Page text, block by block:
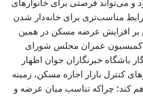
فرصتی برای خانوارهای
مناسب‌تری برای خانه‌دار شدن
بر افزایش عرضه مسکن در همین
کمیسیون عمران مجلس شورای
باشگاه خبرنگاران جوان اظهار
کنترل بازار اجاره مسکن، زمینه
کند؛ چراکه تناسب میان عرضه و